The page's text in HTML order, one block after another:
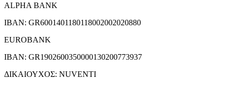
ALPHA BANK
IBAN: GR6001401180118002002020880
EUROBANK
IBAN: GR1902600350000130200773937
ΔΙΚΑΙΟΥΧΟΣ: NUVENTI